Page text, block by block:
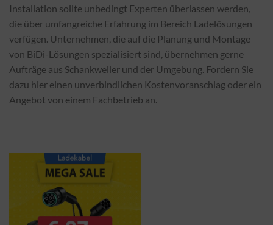
Installation sollte unbedingt Experten überlassen werden,
die über umfangreiche Erfahrung im Bereich Ladelösungen
verfügen. Unternehmen, die auf die Planung und Montage
von BiDi-Lösungen spezialisiert sind, übernehmen gerne
Aufträge aus Schankweiler und der Umgebung. Fordern Sie
dazu hier einen unverbindlichen Kostenvoranschlag oder ein
Angebot von einem Fachbetrieb an.